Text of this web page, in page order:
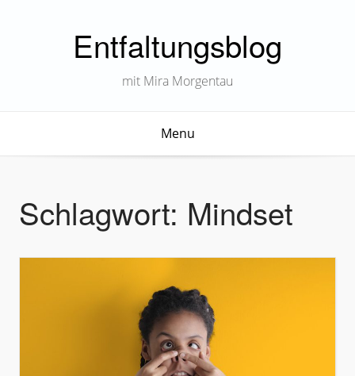
Entfaltungsblog
mit Mira Morgentau
Menu
Schlagwort: Mindset